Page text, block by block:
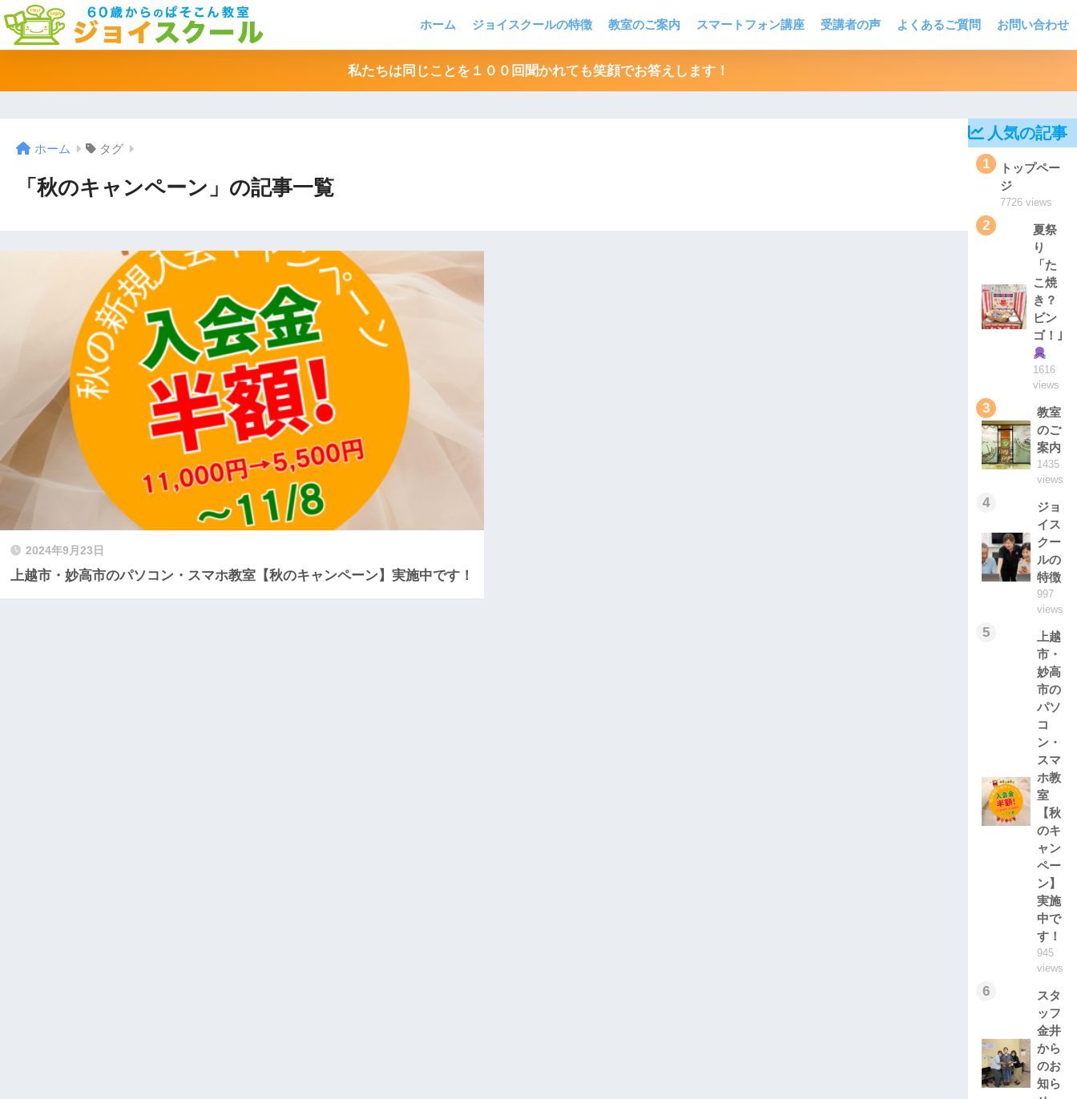
ホーム ジョイスクールの特徴 教室のご案内 スマートフォン講座 受講者の声 よくあるご質問 お問い合わせ
私たちは同じことを１００回聞かれても笑顔でお答えします！
ホーム タグ
「秋のキャンペーン」の記事一覧
2024年9月23日
上越市・妙高市のパソコン・スマホ教室【秋のキャンペーン】実施中です！
人気の記事
1
トップペー
ジ
7726 views
2
夏祭
り
「た
こ焼
き？
ビン
ゴ！｣
1616
views
3
教室
のご
案内
1435
views
4
ジョ
イス
クー
ルの
特徴
997
views
5
上越
市・
妙高
市の
パソ
コ
ン・
スマ
ホ教
室
【秋
のキ
ャン
ペー
ン】
実施
中で
す！
945
views
6
スタ
ッフ
金井
から
のお
知ら